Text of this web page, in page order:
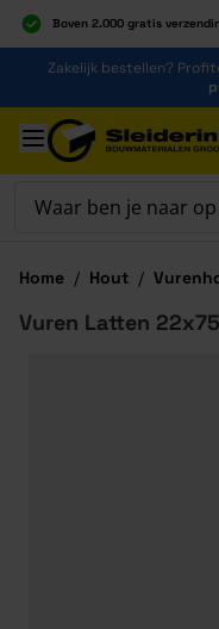
Boven 2.000 gratis
Al 40 jaar dé specialist
Alles onder één dak
Ga naar de inhoud
Zakelijk bestellen?
Ga naar hoofdinhoud
Home / Hout /
Vuren Latten